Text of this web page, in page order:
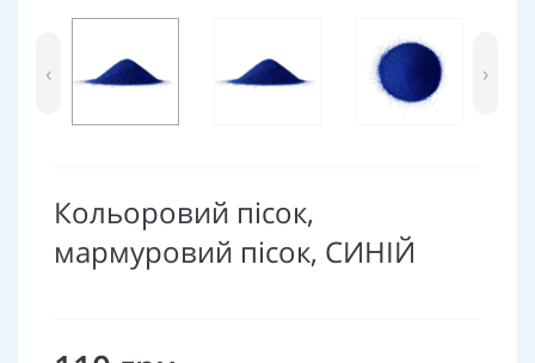
‹ ›
Кольоровий пісок,
мармуровий пісок, СИНІЙ